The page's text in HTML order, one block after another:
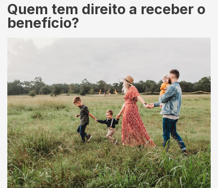
Quem tem direito a receber o
benefício?